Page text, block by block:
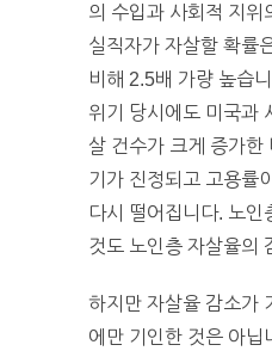
의 수입과 사회적 지위
실직자가 자살할 확률
비해 2.5배 가량 높습
위기 당시에도 미국과
살 건수가 크게 증가한
기가 진정되고 고용률
다시 떨어집니다. 노
것도 노인층 자살율의
하지만 자살율 감소가
에만 기인한 것은 아닙